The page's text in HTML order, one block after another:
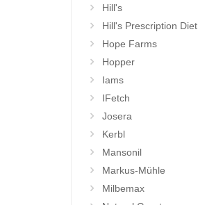
Hill's
Hill's Prescription Diet
Hope Farms
Hopper
Iams
IFetch
Josera
Kerbl
Mansonil
Markus-Mühle
Milbemax